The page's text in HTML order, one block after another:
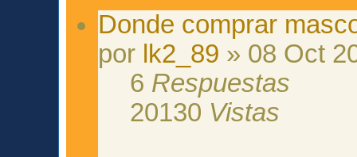
Donde comprar
por lk2_89 » 08 Oct
6 Respuestas
20130 Vistas